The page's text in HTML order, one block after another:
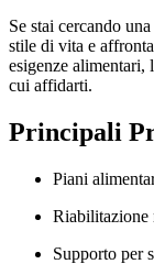
Se stai cercando una
stile di vita e
esigenze alimentari,
cui affidarti.
Principali
Piani
Supporto per